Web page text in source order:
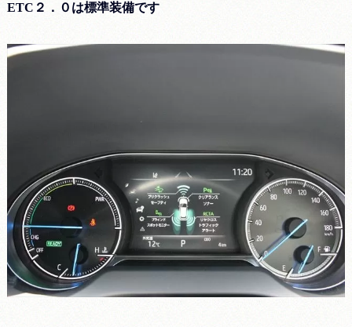
ETC２．０は標準装備です